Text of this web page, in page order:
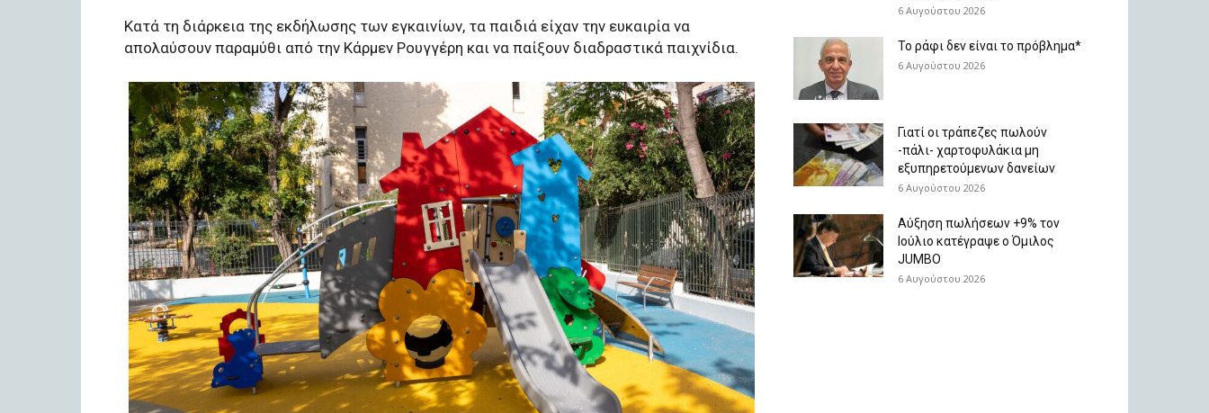
Κατά τη διάρκεια της εκδήλωσης των εγκαινίων, τα παιδιά είχαν την ευκαιρία να
απολαύσουν παραμύθι από την Κάρμεν Ρουγγέρη και να παίξουν διαδραστικά παιχνίδια.
6 Αυγούστου 2026
Το ράφι δεν είναι το πρόβλημα*
6 Αυγούστου 2026
Γιατί οι τράπεζες πωλούν
-πάλι- χαρτοφυλάκια μη
εξυπηρετούμενων δανείων
6 Αυγούστου 2026
Aύξηση πωλήσεων +9% τον
Ιούλιο κατέγραψε ο Όμιλος
JUMBO
6 Αυγούστου 2026